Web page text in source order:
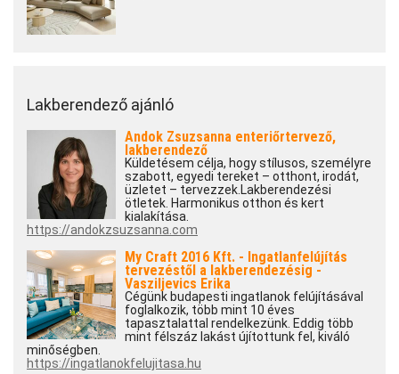
Lakberendező ajánló
Andok Zsuzsanna enteriőrtervező,
lakberendező
Küldetésem célja, hogy stílusos, személyre
szabott, egyedi tereket – otthont, irodát,
üzletet – tervezzek.Lakberendezési
ötletek. Harmonikus otthon és kert
kialakítása.
https://andokzsuzsanna.com
My Craft 2016 Kft. - Ingatlanfelújítás
tervezéstől a lakberendezésig -
Vasziljevics Erika
Cégünk budapesti ingatlanok felújításával
foglalkozik, több mint 10 éves
tapasztalattal rendelkezünk. Eddig több
mint félszáz lakást újítottunk fel, kiváló
minőségben.
https://ingatlanokfelujitasa.hu